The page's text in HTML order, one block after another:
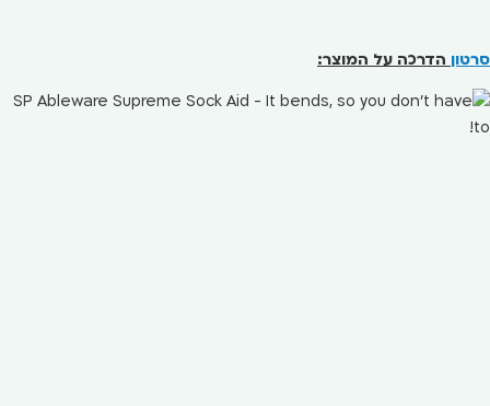
סרטון הדרכה על המוצר: